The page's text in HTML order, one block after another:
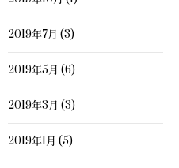
2019年7月 (3)
2019年5月 (6)
2019年3月 (3)
2019年1月 (5)